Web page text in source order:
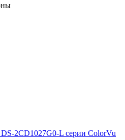
2CD1027G0-L серии ColorVu